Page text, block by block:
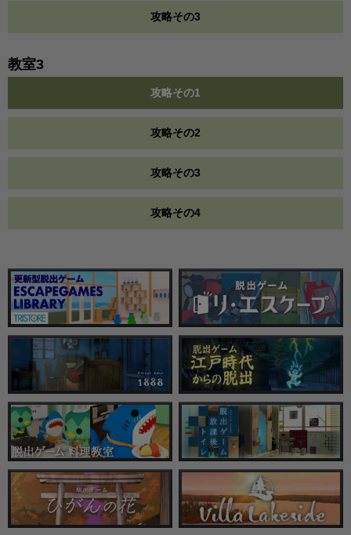
攻略その3
教室3
攻略その1
攻略その2
攻略その3
攻略その4